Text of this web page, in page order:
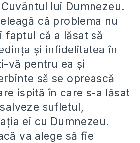
lui Dumnezeu.
că problema nu
faptul că a lăsat să
și infidelitatea în
vă pentru ea și
să se oprească
ispită în care s-a lăsat
sufletul,
ei cu Dumnezeu.
va alege să fie